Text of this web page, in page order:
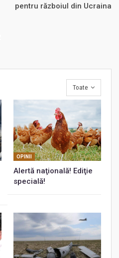
pentru războiul din Ucraina
Toate
OPINII
Alertă naţională! Ediţie
specială!